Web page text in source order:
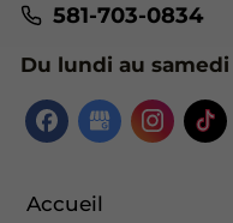
581-703-0834
Du lundi au samedi
Accueil